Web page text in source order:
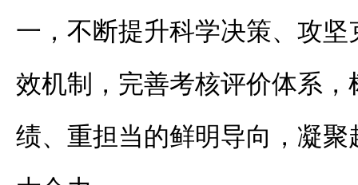
一，不断提升科学决策、攻
效机制，完善考核评价体系
绩、重担当的鲜明导向，凝